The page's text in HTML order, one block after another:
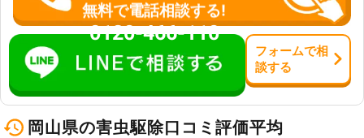
無料で電話相談する!
0120-466-110
フォームで相
談する
岡山県の害虫駆除口コミ評価平均